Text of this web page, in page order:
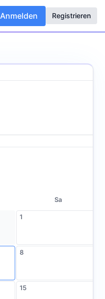
Anmelden Registrieren
Sa
1
8
15